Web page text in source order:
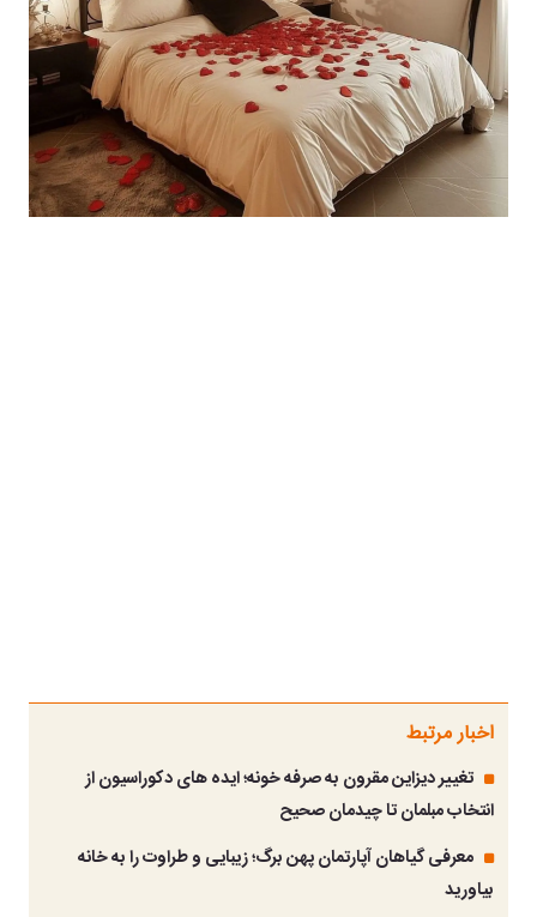
اخبار مرتبط
تغییر دیزاین مقرون به صرفه خونه؛ ایده های دکوراسیون از
انتخاب مبلمان تا چیدمان صحیح
معرفی گیاهان آپارتمان پهن برگ؛ زیبایی و طراوت را به خانه
بیاورید